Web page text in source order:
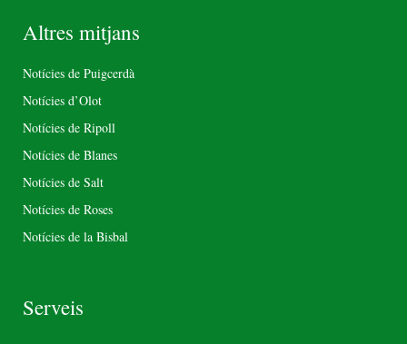
Altres mitjans
Notícies de Puigcerdà
Notícies d’Olot
Notícies de Ripoll
Notícies de Blanes
Notícies de Salt
Notícies de Roses
Notícies de la Bisbal
Serveis